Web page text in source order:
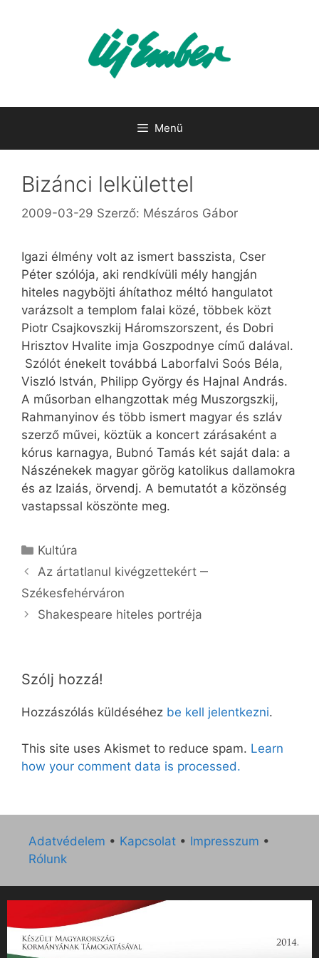
Menü
Bizánci lelkülettel
2009-03-29 Szerző: Mészáros Gábor
Igazi élmény volt az ismert basszista, Cser
Péter szólója, aki rendkívüli mély hangján
hiteles nagyböjti áhítathoz méltó hangulatot
varázsolt a templom falai közé, többek közt
Piotr Csajkovszkij Háromszorszent, és Dobri
Hrisztov Hvalite imja Goszpodnye című dalával.
Szólót énekelt továbbá Laborfalvi Soós Béla,
Viszló István, Philipp György és Hajnal András.
A műsorban elhangzottak még Muszorgszkij,
Rahmanyinov és több ismert magyar és szláv
szerző művei, köztük a koncert zárásaként a
kórus karnagya, Bubnó Tamás két saját dala: a
Nászénekek magyar görög katolikus dallamokra
és az Izaiás, örvendj. A bemutatót a közönség
vastapssal köszönte meg.
Kategória
Kultúra
Az ártatlanul kivégzettekért ‒
Székesfehérváron
Shakespeare hiteles portréja
Szólj hozzá!
Hozzászólás küldéséhez be kell jelentkezni.
This site uses Akismet to reduce spam. Learn
how your comment data is processed.
Adatvédelem • Kapcsolat • Impresszum •
Rólunk